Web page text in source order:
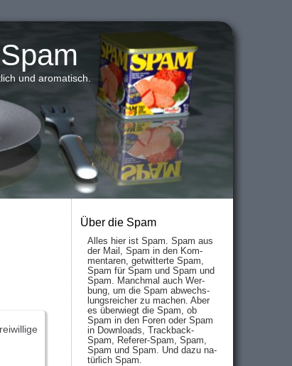
und aromatisch.
Über die Spam
Alles hier ist Spam. Spam aus
der Mail, Spam in den Kom­
men­taren, ge­twit­ter­te Spam,
Spam für Spam und Spam und
Spam. Manch­mal auch Wer­
bung, um die Spam ab­wechs­
lungs­reich­er zu mach­en. Aber
es über­wiegt die Spam, ob
Spam in den Fo­ren oder Spam
in Down­loads, Track­back-
Spam, Re­fe­rer-Spam, Spam,
Spam und Spam. Und da­zu na­
tür­lich Spam.